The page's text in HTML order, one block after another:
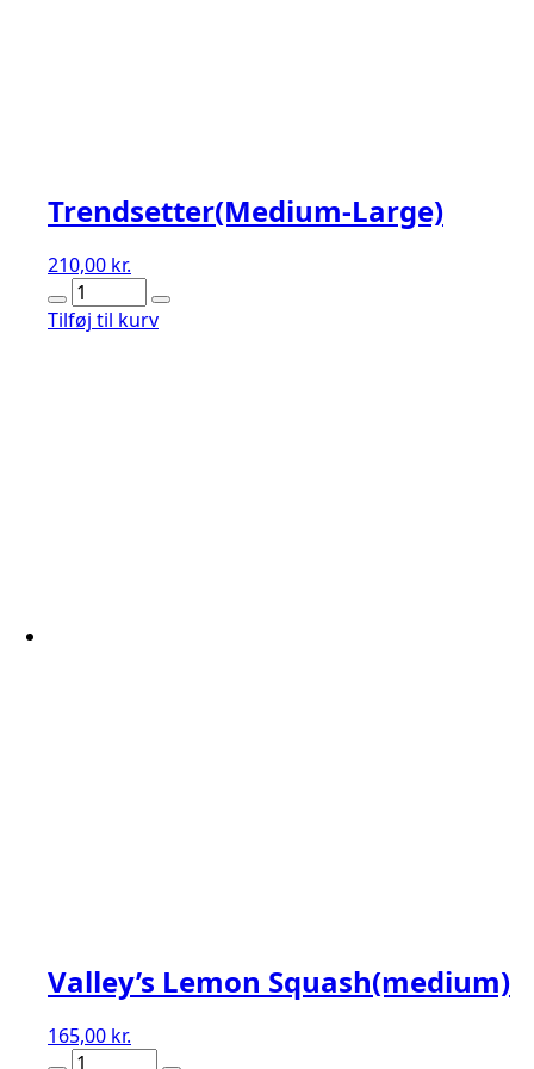
Trendsetter(Medium-Large)
210,00 kr.
Trendsetter(Medium-
Large)
Tilføj til kurv
Valley’s Lemon Squash(medium)
165,00 kr.
Valley's